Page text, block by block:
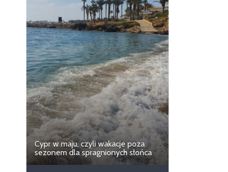
Cypr w maju, czyli wakacje poza
sezonem dla spragnionych słońca